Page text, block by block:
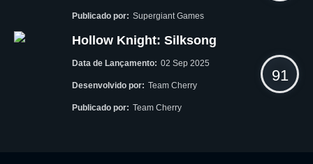
Publicado por: Supergiant Games
Hollow Knight: Silksong
Data de Lançamento: 02 Sep 2025
Desenvolvido por: Team Cherry
Publicado por: Team Cherry
91